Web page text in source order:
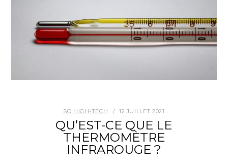
CONTACT
SO HIGH-TECH 12 JUILLET 2021
QU’EST-CE QUE LE
THERMOMÈTRE
INFRAROUGE ?